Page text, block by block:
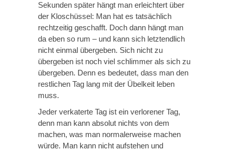
Sekunden später hängt man erleichtert über
der Kloschüssel: Man hat es tatsächlich
rechtzeitig geschafft. Doch dann hängt man
da eben so rum – und kann sich letztendlich
nicht einmal übergeben. Sich nicht zu
übergeben ist noch viel schlimmer als sich zu
übergeben. Denn es bedeutet, dass man den
restlichen Tag lang mit der Übelkeit leben
muss.
Jeder verkaterte Tag ist ein verlorener Tag,
denn man kann absolut nichts von dem
machen, was man normalerweise machen
würde. Man kann nicht aufstehen und